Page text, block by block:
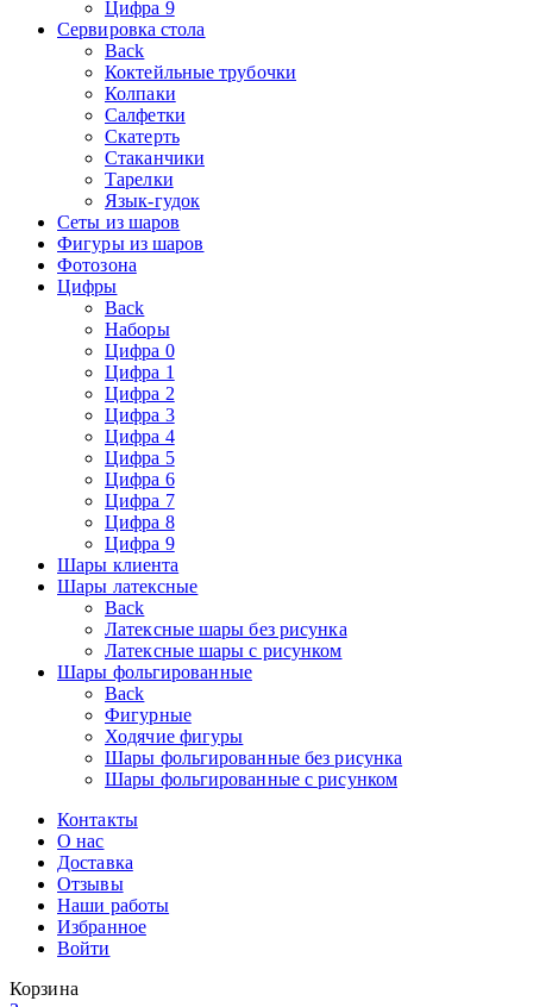
Цифра 9
Сервировка стола
Back
Коктейльные трубочки
Колпаки
Салфетки
Скатерть
Стаканчики
Тарелки
Язык-гудок
Сеты из шаров
Фигуры из шаров
Фотозона
Цифры
Back
Наборы
Цифра 0
Цифра 1
Цифра 2
Цифра 3
Цифра 4
Цифра 5
Цифра 6
Цифра 7
Цифра 8
Цифра 9
Шары клиента
Шары латексные
Back
Латексные шары без рисунка
Латексные шары с рисунком
Шары фольгированные
Back
Фигурные
Ходячие фигуры
Шары фольгированные без рисунка
Шары фольгированные с рисунком
Контакты
О нас
Доставка
Отзывы
Наши работы
Избранное
Войти
Корзина